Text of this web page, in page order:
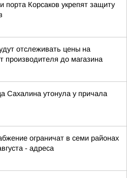
порта Корсаков укрепят защиту
отслеживать цены на
производителя до магазина
Сахалина утонула у причала
ограничат в семи районах
- адреса